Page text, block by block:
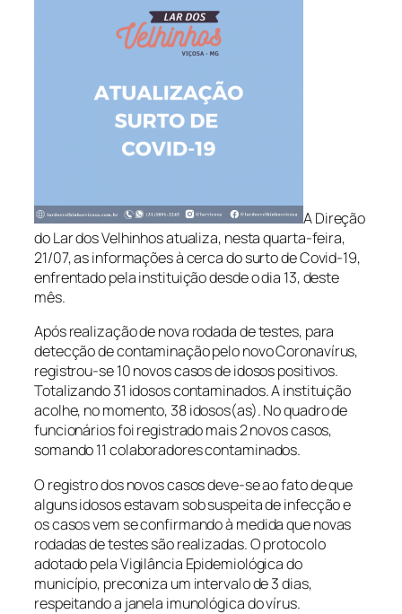
A Direção
do Lar dos Velhinhos atualiza, nesta quarta-feira,
21/07, as informações à cerca do surto de Covid-19,
enfrentado pela instituição desde o dia 13, deste
mês.
Após realização de nova rodada de testes, para
detecção de contaminação pelo novo Coronavírus,
registrou-se 10 novos casos de idosos positivos.
Totalizando 31 idosos contaminados. A instituição
acolhe, no momento, 38 idosos(as). No quadro de
funcionários foi registrado mais 2 novos casos,
somando 11 colaboradores contaminados.
O registro dos novos casos deve-se ao fato de que
alguns idosos estavam sob suspeita de infecção e
os casos vem se confirmando à medida que novas
rodadas de testes são realizadas. O protocolo
adotado pela Vigilância Epidemiológica do
município, preconiza um intervalo de 3 dias,
respeitando a janela imunológica do vírus.